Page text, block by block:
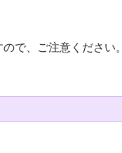
で、ご注意ください。